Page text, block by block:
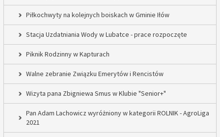
Piłkochwyty na kolejnych boiskach w Gminie Iłów
Stacja Uzdatniania Wody w Lubatce - prace rozpoczęte
Piknik Rodzinny w Kapturach
Walne zebranie Związku Emerytów i Rencistów
Wizyta pana Zbigniewa Smus w Klubie "Senior+"
Pan Adam Lachowicz wyróżniony w kategorii ROLNIK - AgroLiga
2021